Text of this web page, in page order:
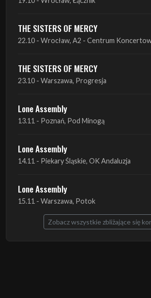
THE SISTERS OF MERCY
Lone Assembly
Lone Assembly
14.11 - Piekary Śląskie, OK Andaluzja
Lone Assembly
15.11 - Warszawa, Potok